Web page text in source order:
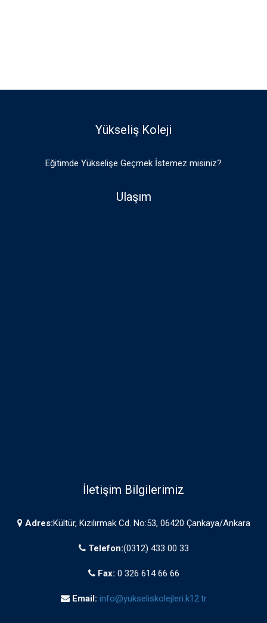
Yükseliş Koleji
Eğitimde Yükselişe Geçmek İstemez misiniz?
Ulaşım
İletişim Bilgilerimiz
Adres:Kültür, Kızılırmak Cd. No:53, 06420 Çankaya/Ankara
Telefon:(0312) 433 00 33
Fax: 0 326 614 66 66
Email: info@yukseliskolejleri.k12.tr